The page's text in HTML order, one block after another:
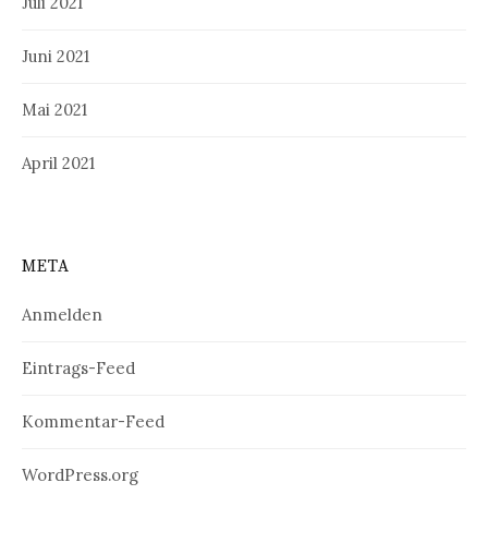
Juni 2021
Mai 2021
April 2021
META
Anmelden
Eintrags-Feed
Kommentar-Feed
WordPress.org